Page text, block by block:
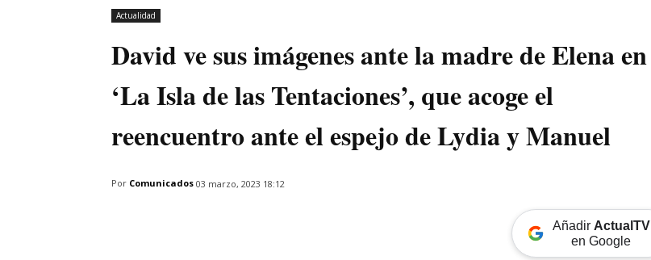
Actualidad
David ve sus imágenes ante la madre de Elena en
‘La Isla de las Tentaciones’, que acoge el
reencuentro ante el espejo de Lydia y Manuel
Por Comunicados 03 marzo, 2023 18:12
Añadir ActualTV
en Google